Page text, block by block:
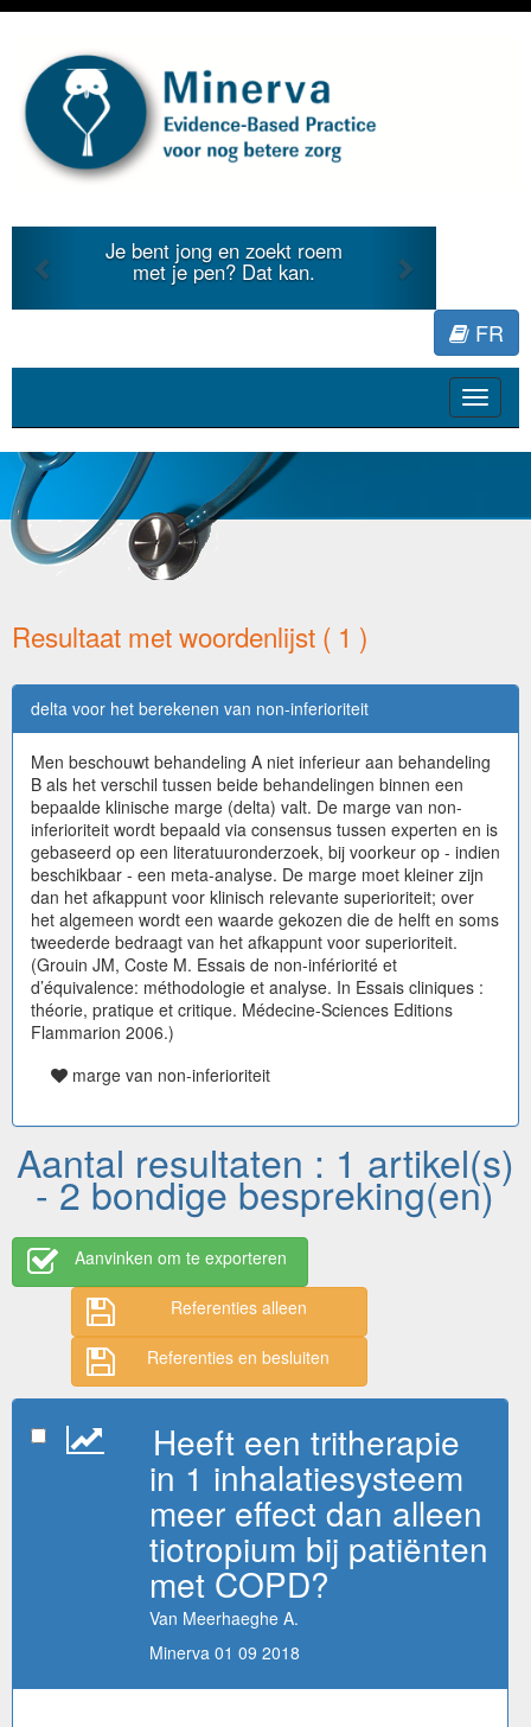
Je bent jong en zoekt roem
met je pen? Dat kan.
Previous
FR
Toggle
Resultaat met woordenlijst ( 1 )
delta voor het berekenen van non-inferioriteit
Men beschouwt behandeling A niet inferieur aan behandeling
B als het verschil tussen beide behandelingen binnen een
bepaalde klinische marge (delta) valt. De marge van non-
inferioriteit wordt bepaald via consensus tussen experten en is
gebaseerd op een literatuuronderzoek, bij voorkeur op - indien
beschikbaar - een meta-analyse. De marge moet kleiner zijn
dan het afkappunt voor klinisch relevante superioriteit; over
het algemeen wordt een waarde gekozen die de helft en soms
tweederde bedraagt van het afkappunt voor superioriteit.
(Grouin JM, Coste M. Essais de non-infériorité et
d’équivalence: méthodologie et analyse. In Essais cliniques :
théorie, pratique et critique. Médecine-Sciences Editions
Flammarion 2006.)
marge van non-inferioriteit
Aantal resultaten : 1 artikel(s)
- 2 bondige bespreking(en)
Aanvinken om te exporteren
Referenties alleen
Referenties en besluiten
Heeft een tritherapie
in 1 inhalatiesysteem
meer effect dan alleen
tiotropium bij patiënten
met COPD?
Van Meerhaeghe A.
Minerva 01 09 2018